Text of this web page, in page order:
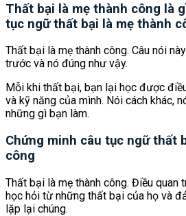
Thất bại là mẹ thành công là
tục ngữ thất bại là mẹ thành
Thất bại là mẹ thành công. Câu nói
trước và nó đúng như vậy.
Mỗi khi thất bại, bạn lại học được
và kỹ năng của mình. Nói cách khác,
những gì bạn làm.
Chứng minh câu tục ngữ thất
công
Thất bại là mẹ thành công. Điều quan
học hỏi từ những thất bại của họ và
lặp lại chúng.